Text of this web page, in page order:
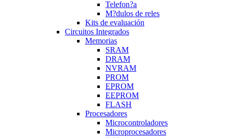
Telefon?a
M?dulos de reles
Kits de evaluación
Circuitos Integrados
Memorias
SRAM
DRAM
NVRAM
PROM
EPROM
EEPROM
FLASH
Procesadores
Microcontroladores
Microprocesadores